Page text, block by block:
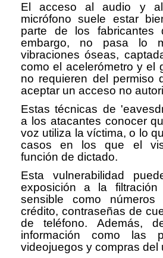
El acceso al audio y al
micrófono suele estar
parte de los fabricantes
embargo, no pasa lo
vibraciones óseas,
como el acelerómetro y el
no requieren del permiso
aceptar un acceso no
Estas técnicas de
a los atacantes conocer
voz utiliza la víctima, o lo
casos en los que el
función de dictado.
Esta vulnerabilidad
exposición a la filtración
sensible como
crédito, contraseñas de
de teléfono. Además,
información como las
videojuegos y compras del